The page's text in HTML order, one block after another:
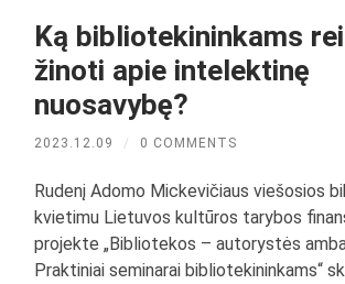
Ką bibliotekininkams
žinoti apie intelektinę
nuosavybę?
2023.12.09 / 0 COMMENTS
Rudenį Adomo Mickevičiaus viešosios
kvietimu Lietuvos kultūros tarybos
projekte „Bibliotekos – autorystės
Praktiniai seminarai bibliotekininkams“